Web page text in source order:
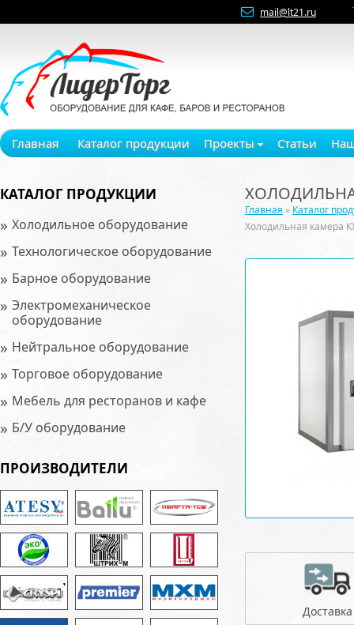
mail@lt21.ru
Главная Каталог продукции Проекты Статьи
КАТАЛОГ ПРОДУКЦИИ
» Холодильное оборудование
» Технологическое оборудование
» Барное оборудование
» Электромеханическое
оборудование
» Нейтральное оборудование
» Торговое оборудование
» Мебель для ресторанов и кафе
» Б/У оборудование
ПРОИЗВОДИТЕЛИ
Главная » Каталог
Холодильная камера
Доставка